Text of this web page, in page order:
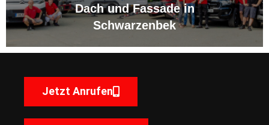
Dach und Fassade in
Schwarzenbek
Jetzt Anrufen